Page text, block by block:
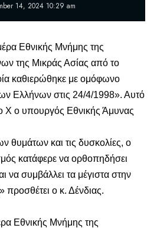
14, 2024 10:29 am
Εθνικής Μνήμης της
της Μικράς Ασίας από το
καθιερώθηκε με ομόφωνο
Ελλήνων στις 24/4/1998». Αυτό
Χ ο υπουργός Εθνικής Άμυνας
θυμάτων και τις δυσκολίες, ο
κατάφερε να ορθοπηδήσει
να συμβάλλει τα μέγιστα στην
ο κ. Δένδιας.
Εθνικής Μνήμης της